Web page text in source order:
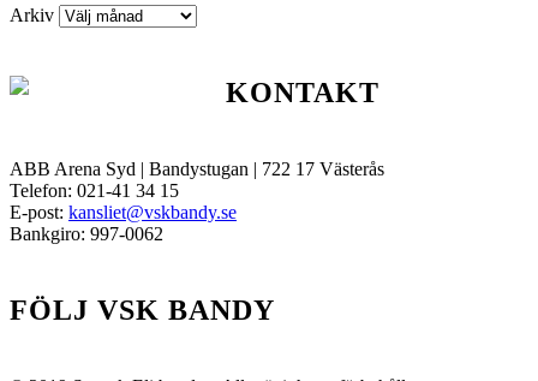
Arkiv
KONTAKT
ABB Arena Syd | Bandystugan | 722 17 Västerås
Telefon: 021-41 34 15
E-post: kansliet@vskbandy.se
Bankgiro: 997-0062
FÖLJ VSK BANDY